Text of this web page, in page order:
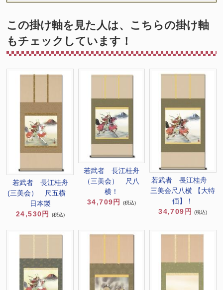
この掛け軸を見た人は、こちらの掛け軸
もチェックしています！
若武者 長江桂舟
(三美会） 尺五横
日本製
24,530円
(税込)
若武者 長江桂舟
（三美会） 尺八
横！
34,709円
(税込)
若武者 長江桂舟
三美会尺八横 【大特
価】！
34,709円 (税込)